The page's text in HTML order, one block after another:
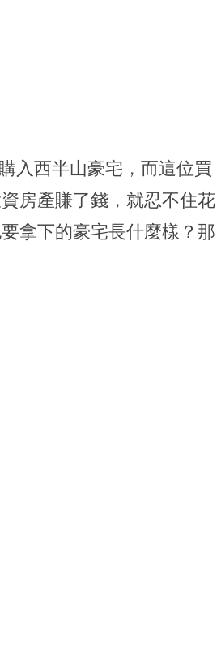
入西半山豪宅，而這位買
房產賺了錢，就忍不住花
拿下的豪宅長什麼樣？那